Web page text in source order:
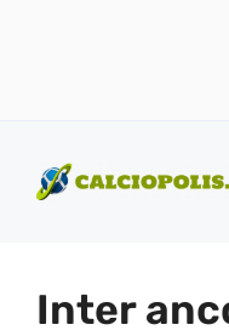
contenuto
Inter